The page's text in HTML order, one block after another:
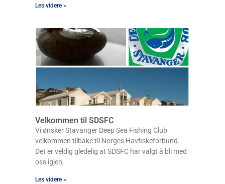
Les videre »
Velkommen til SDSFC
Vi ønsker Stavanger Deep Sea Fishing Club
velkommen tilbake til Norges Havfiskeforbund.
Det er veldig gledelig at SDSFC har valgt å bli med
oss igjen,
Les videre »